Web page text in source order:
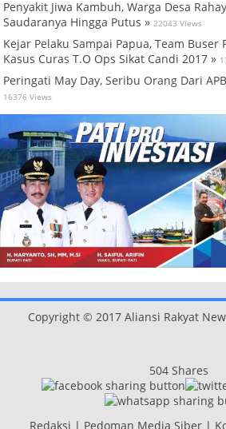
Penyakit Jiwa Kambuh, Warga Desa
Saudaranya Hingga Putus » 22043 Views
Kejar Pelaku Sampai Papua, Team Buser
Kasus Curas T.O Ops Sikat Candi 2017 »
Peringati May Day, Seribu Orang Dari
16376 Views
Copyright © 2017 Aliansi Rakyat
504 Shares
Redaksi | Pedoman Media Siber|